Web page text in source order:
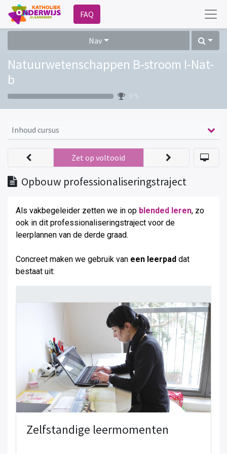
FAQ
Nav
Natuurwetenschappen B-stroom I-Nat-
b
0 %
Inhoud cursus
Opbouw professionaliseringstraject
Zet op voltooid
Als vakbegeleider zetten we in op blended leren, zo
ook in dit professionaliseringstraject voor de
leerplannen van de derde graad.
Concreet maken we gebruik van een leerpad dat
bestaat uit:
Zelfstandige leermomenten